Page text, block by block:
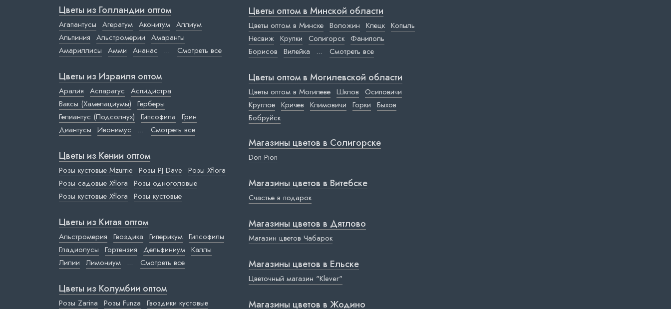
Цветы из Голландии оптом
Агапантусы Агератум Аконитум Аллиум
Альпиния Альстромерии Амаранты
Амариллисы Амми Ананас ... Смотреть все
Цветы из Израиля оптом
Аралия Аспарагус Аспидистра
Ваксы (Хамелациумы) Герберы
Гелиантус (Подсолнух) Гипсофила Грин
Диантусы Ивонимус ... Смотреть все
Цветы из Кении оптом
Розы кустовые Mzurrie Розы PJ Dave Розы Xflora
Розы садовые Xflora Розы одноголовые
Розы кустовые Xflora Розы кустовые
Цветы из Китая оптом
Альстромерия Гвоздика Гиперикум Гипсофилы
Гладиолусы Гортензия Дельфиниум Каллы
Лилии Лимониум ... Смотреть все
Цветы из Колумбии оптом
Розы Zarina Розы Funza Гвоздики кустовые
Цветы оптом в Минской области
Цветы оптом в Минске Воложин Клецк Копыль
Несвиж Крупки Солигорск Фаниполь
Борисов Вилейка ... Смотреть все
Цветы оптом в Могилевской области
Цветы оптом в Могилеве Шклов Осиповичи
Круглое Кричев Климовичи Горки Быхов
Бобруйск
Магазины цветов в Cолигорске
Don Pion
Магазины цветов в Витебске
Счастье в подарок
Магазины цветов в Дятлово
Магазин цветов Чабарок
Магазины цветов в Ельске
Цветочный магазин "Klever"
Магазины цветов в Жодино